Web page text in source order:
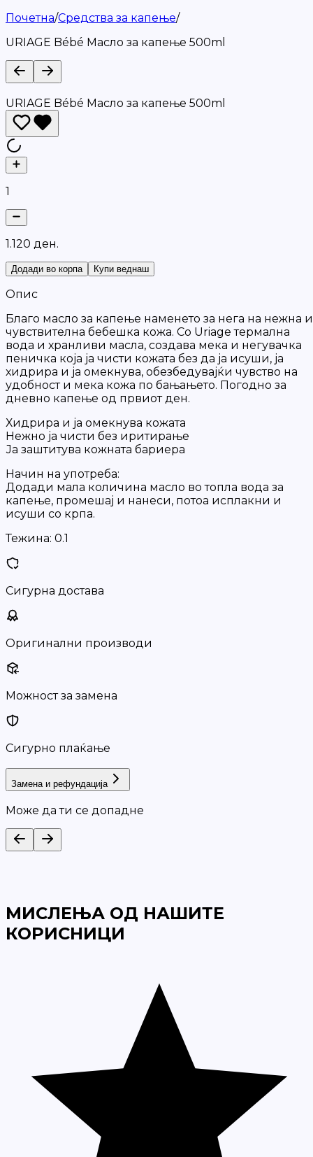
Почетна/Средства за капење/
URIAGE Bébé Масло за капење 500ml
URIAGE Bébé Масло за капење 500ml
1
1.120 ден.
Додади во корпа Купи веднаш
Опис
Благo масло за капење наменето за нега на нежна и
чувствителна бебешка кожа. Со Uriage термална
вода и хранливи масла, создава мека и негувачка
пеничка која ја чисти кожата без да ја исуши, ја
хидрира и ја омекнува, обезбедувајќи чувство на
удобност и мека кожа по бањањето. Погодно за
дневно капење од првиот ден.
Хидрира и ја омекнува кожата
Нежно ја чисти без иритирање
Ја заштитува кожната бариера
Начин на употреба:
Додади мала количина масло во топла вода за
капење, промешај и нанеси, потоа исплакни и
исуши со крпа.
Тежина: 0.1
Сигурна достава
Оригинални производи
Можност за замена
Сигурно плаќање
Замена и рефундација
Може да ти се допадне
МИСЛЕЊА ОД НАШИТЕ
КОРИСНИЦИ